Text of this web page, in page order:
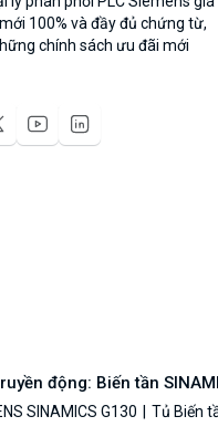
100% và đầy đủ chứng từ,
chính sách ưu đãi mới
động: Biến tần
SINAMICS G130
Tủ Biến